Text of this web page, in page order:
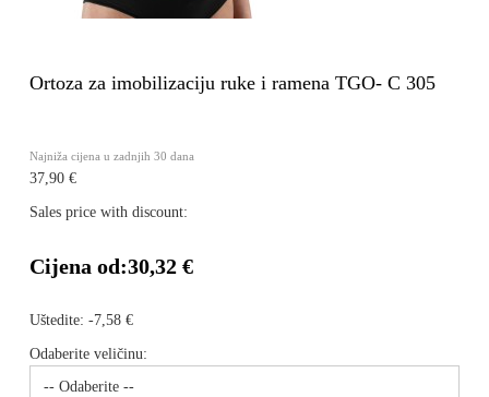
Ortoza za imobilizaciju ruke i ramena TGO- C 305
Najniža cijena u zadnjih 30 dana
37,90 €
Sales price with discount:
Cijena od:30,32 €
Uštedite: -7,58 €
Odaberite veličinu: